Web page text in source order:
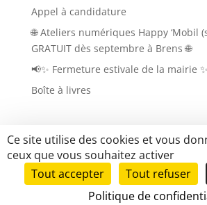
Appel à candidature
🌐 Ateliers numériques Happy ‘Mobil
GRATUIT dès septembre à Brens 🌐
📢✨ Fermeture estivale de la mairie
Boîte à livres
Tous droits réservés Brens.fr |
Mise en place du siteLK-
Ce site utilise des cookies et vous
ceux que vous souhaitez activer
Tout accepter
Tout refuser
Politique de